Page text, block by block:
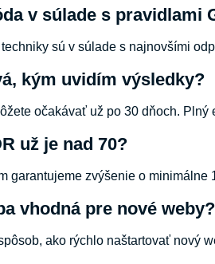
v súlade s pravidlami
sú v súlade s najnovšími
kým uvidím výsledky?
očakávať už po 30 dňoch. Plný
už je nad 70?
garantujeme zvýšenie o minimálne
vhodná pre nové weby?
ako rýchlo naštartovať nový